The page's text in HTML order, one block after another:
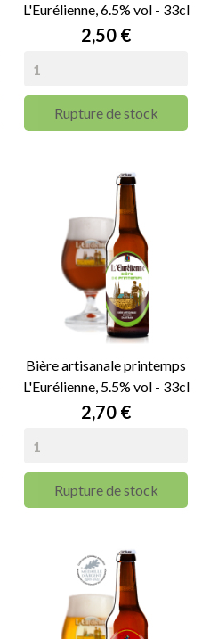
L'Eurélienne, 6.5% vol - 33cl
Prix
2,50 €
Rupture de stock
Bière artisanale printemps
L'Eurélienne, 5.5% vol - 33cl
Prix
2,70 €
Rupture de stock